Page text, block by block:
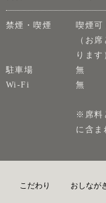
禁煙・喫煙
喫煙可
（お
ります
駐車場
無
Wi-Fi
無
※席料
に含ま
こだわり おしなが